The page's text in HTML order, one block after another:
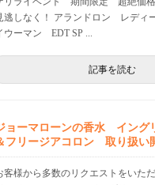
逃しなく！ アランドロン レディ
ウーマン EDT SP ...
記事を読む
ョーマローンの香水 イング
フリージアコロン 取り扱い
客様から多数のリクエストをいた